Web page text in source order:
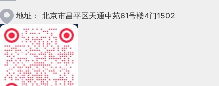
2023年1月(78)
2022年12月(45)
2022年11月(69)
2022年10月(51)
地址： 北京市昌平区天通中苑61号楼4门1502